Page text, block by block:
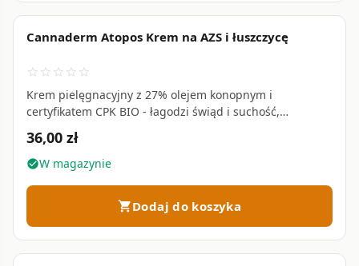
Cannaderm Atopos Krem na AZS i łuszczycę
star_border star_border star_border star_border star_border
Krem pielęgnacyjny z 27% olejem konopnym i
certyfikatem CPK BIO - łagodzi świąd i suchość,
odbudowuje barierę lipidową naskórka • 75 g
36,00 zł
check_circleW magazynie
shopping_cartDodaj do koszyka